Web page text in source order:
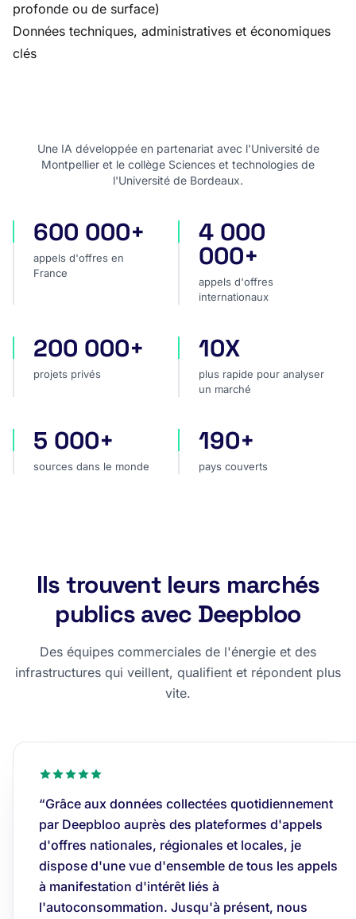
profonde ou de surface)
Données techniques, administratives et économiques
clés
Une IA développée en partenariat avec l'Université de
Montpellier et le collège Sciences et technologies de
l'Université de Bordeaux.
appels d'offres en France
600 000+
appels d'offres en
France
appels d'offres
4 000
000+
appels d'offres
internationaux
projets privés
200 000+
projets privés
plus rapide pour analyser
10X
plus rapide pour analyser
un marché
sources dans le monde
5 000+
sources dans le monde
pays couverts
190+
pays couverts
Ils trouvent leurs marchés
publics avec Deepbloo
Des équipes commerciales de l'énergie et des
infrastructures qui veillent, qualifient et répondent plus
vite.
“Grâce aux données collectées quotidiennement
par Deepbloo auprès des plateformes d'appels
d'offres nationales, régionales et locales, je
dispose d'une vue d'ensemble de tous les appels
à manifestation d'intérêt liés à
l'autoconsommation. Jusqu'à présent, nous